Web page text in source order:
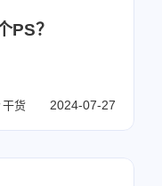
PS？
干货 2024-07-27